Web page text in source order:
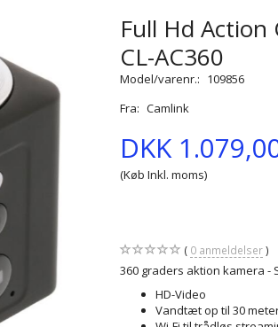
Full Hd Action
CL-AC360
Model/varenr.: 109856
Fra: Camlink
DKK
(Køb Inkl. moms)
0anmeldelser
360 graders aktion kamera -
HD-Video
Vandtæt op til 30